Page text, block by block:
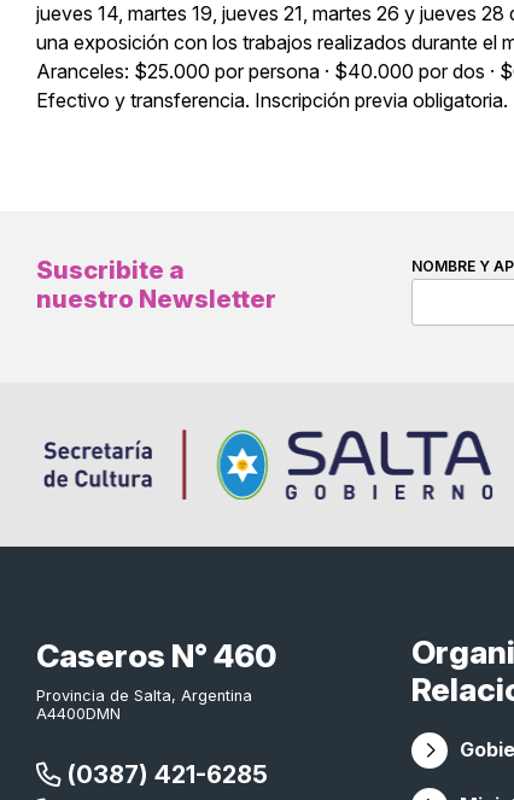
jueves 14, martes 19, jueves 21, martes 26 y jueves
una exposición con los trabajos realizados durante el
Aranceles: $25.000 por persona · $40.000 por dos ·
Efectivo y transferencia. Inscripción previa
Suscribite a
nuestro Newsletter
NOMBRE Y
Caseros N° 460
Provincia de Salta, Argentina
A4400DMN
(0387) 421-6285